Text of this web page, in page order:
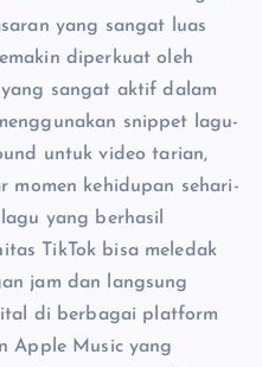
yang sangat luas
diperkuat oleh
sangat aktif dalam
snippet lagu-
untuk video tarian,
momen kehidupan sehari-
yang berhasil
TikTok bisa meledak
jam dan langsung
di berbagai platform
Apple Music yang